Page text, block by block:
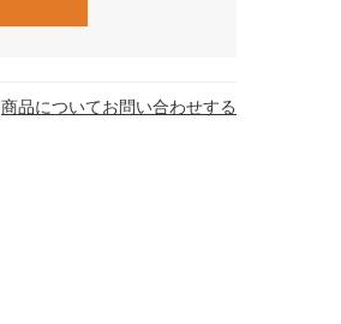
商品についてお問い合わせする